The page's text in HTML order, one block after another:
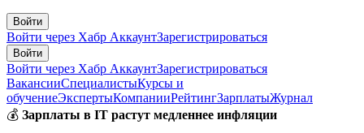
Войти
Войти через Хабр АккаунтЗарегистрироваться
Войти
Войти через Хабр АккаунтЗарегистрироваться
ВакансииСпециалистыКурсы и
обучениеЭкспертыКомпанииРейтингЗарплатыЖурнал
💰 Зарплаты в IT растут медленнее инфляции